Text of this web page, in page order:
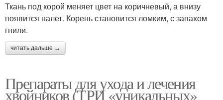
Ткань под корой меняет цвет на коричневый, а внизу
появится налет. Корень становится ломким, с запахом
гнили.
читать дальше →
Препараты для ухода и лечения
хвойников (ТРИ «уникальных»